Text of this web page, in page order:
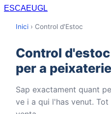
ESCAEUGL
Inici › Control d'Estoc
Control
per a
Sap exactament quant
ve i a qui l'has venut.